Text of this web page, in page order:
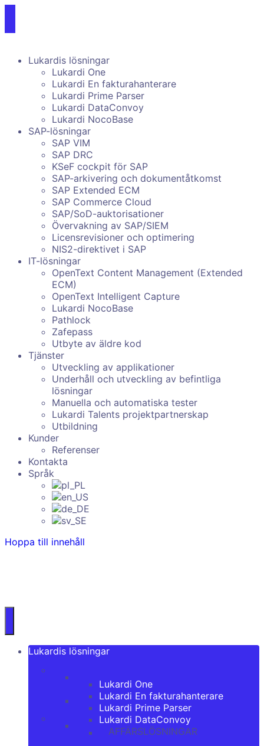
Lukardis lösningar
Lukardi One
Lukardi En fakturahanterare
Lukardi Prime Parser
Lukardi DataConvoy
Lukardi NocoBase
SAP-lösningar
SAP VIM
SAP DRC
KSeF cockpit för SAP
SAP-arkivering och dokumentåtkomst
SAP Extended ECM
SAP Commerce Cloud
SAP/SoD-auktorisationer
Övervakning av SAP/SIEM
Licensrevisioner och optimering
NIS2-direktivet i SAP
IT-lösningar
OpenText Content Management (Extended
ECM)
OpenText Intelligent Capture
Lukardi NocoBase
Pathlock
Zafepass
Utbyte av äldre kod
Tjänster
Utveckling av applikationer
Underhåll och utveckling av befintliga
lösningar
Manuella och automatiska tester
Lukardi Talents projektpartnerskap
Utbildning
Kunder
Referenser
Kontakta
Språk
Hoppa till innehåll
Lukardis lösningar
Lukardi One
Lukardi En fakturahanterare
Lukardi Prime Parser
Lukardi DataConvoy
AFFÄRSLÖSNINGAR